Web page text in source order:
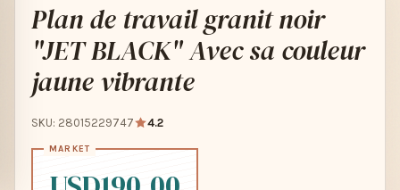
Plan de travail granit noir
"JET BLACK" Avec sa couleur
jaune vibrante
SKU: 28015229747 4.2